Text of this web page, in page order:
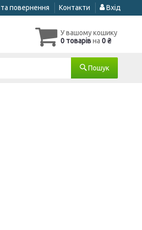
та повернення Контакти Вхід
У вашому кошику
0 товарівна 0 ₴
Пошук